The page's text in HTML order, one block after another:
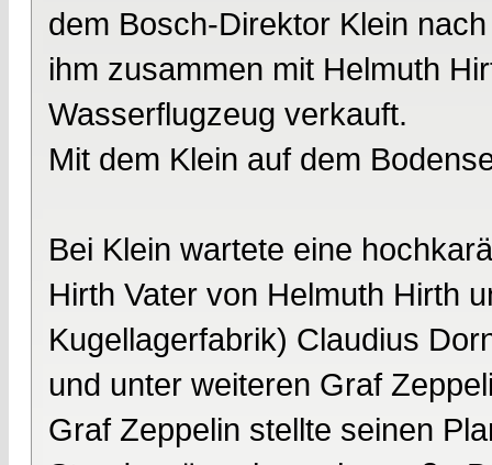
dem Bosch-Direktor Klein
ihm zusammen mit Helmuth
Wasserflugzeug verkauft.
Mit dem Klein auf dem
Bei Klein wartete eine
Hirth Vater von Helmuth Hirth
Kugellagerfabrik) Claudius
und unter weiteren Graf
Graf Zeppelin stellte seinen